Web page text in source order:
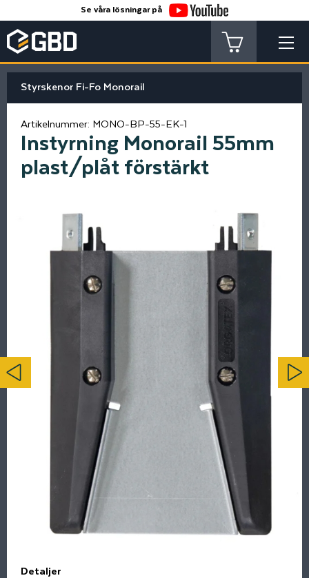
Se våra lösningar på
Styrskenor Fi-Fo Monorail
Artikelnummer: MONO-BP-55-EK-1
Instyrning Monorail 55mm
plast/plåt förstärkt
Detaljer